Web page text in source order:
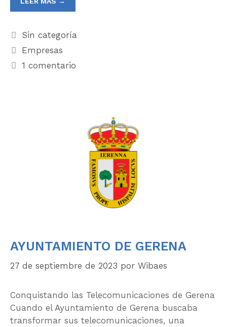
Sin categoría
Empresas
1 comentario
AYUNTAMIENTO DE GERENA
27 de septiembre de 2023 por Wibaes
Conquistando las Telecomunicaciones de Gerena
Cuando el Ayuntamiento de Gerena buscaba
transformar sus telecomunicaciones, una